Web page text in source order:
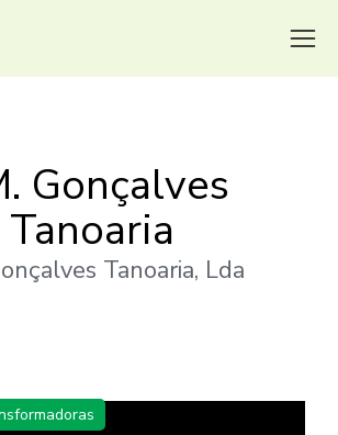
Gonçalves
Tanoaria
Tanoaria, Lda